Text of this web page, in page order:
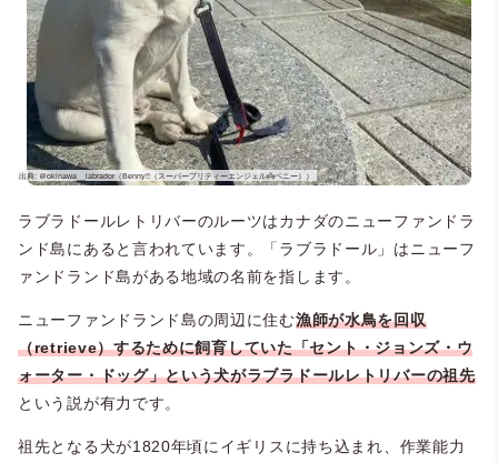
ラブラドールレトリバーのルーツはカナダのニューファンドラ
ンド島にあると言われています。「ラブラドール」はニューフ
ァンドランド島がある地域の名前を指します。
ニューファンドランド島の周辺に住む漁師が水鳥を回収
（retrieve）するために飼育していた「セント・ジョンズ・ウ
ォーター・ドッグ」という犬がラブラドールレトリバーの祖先
という説が有力です。
祖先となる犬が1820年頃にイギリスに持ち込まれ、作業能力